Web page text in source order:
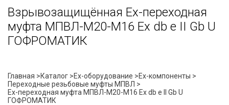
Взрывозащищённая Ex-переходная
муфта МПВЛ-М20-М16 Ех db e II Gb U
ГОФРОМАТИК
Главная >Каталог >Ex-оборудование >Ex-компоненты >
Переходные резьбовые муфты МПВЛ >
Ex-переходная муфта МПВЛ-М20-М16 Ех db e II Gb U
ГОФРОМАТИК